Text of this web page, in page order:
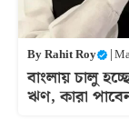
ByRahit Roy |
বাংলায় চালু
ঋণ, কারা